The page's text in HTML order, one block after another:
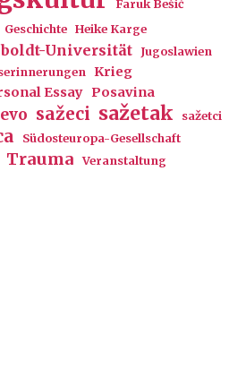
Faruk Bešić
Geschichte Heike Karge
Universität Jugoslawien
Krieg
Essay Posavina
sažeci sažetak
sažetci
Südosteuropa-Gesellschaft
Trauma Veranstaltung